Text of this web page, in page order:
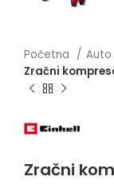
Početna Auto
Zračni
Zračni